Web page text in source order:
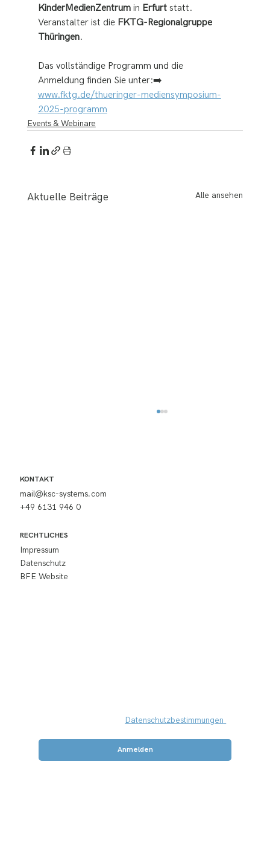
KinderMedienZentrum in Erfurt statt.
Veranstalter ist die FKTG-Regionalgruppe
Thüringen.
Das vollständige Programm und die
Anmeldung finden Sie unter:➡️
www.fktg.de/thueringer-mediensymposium-
2025-programm
Events & Webinare
Aktuelle Beiträge Alle ansehen
dem Betrieb für den Betrieb
KONTAKT
mail@ksc-systems.com
+49 6131 946 0
RECHTLICHES
Impressum
Datenschutz
BFE Website
Anmelden